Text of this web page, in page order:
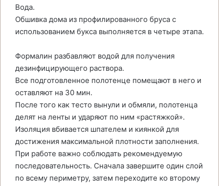
Вода.
Обшивка дома из профилированного бруса с
использованием букса выполняется в четыре этапа.
Формалин разбавляют водой для получения
дезинфицирующего раствора.
Все подготовленное полотенце помещают в него и
оставляют на 30 мин.
После того как тесто вынули и обмяли, полотенца
делят на ленты и ударяют по ним «растяжкой».
Изоляция вбивается шпателем и киянкой для
достижения максимальной плотности заполнения.
При работе важно соблюдать рекомендуемую
последовательность. Сначала завершите один слой
по всему периметру, затем переходите ко второму